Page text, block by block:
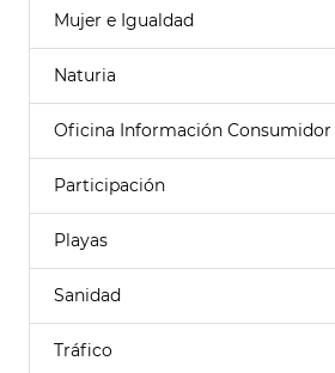
Mujer e Igualdad
Naturia
Oficina Información Consumidor
Participación
Playas
Sanidad
Tráfico